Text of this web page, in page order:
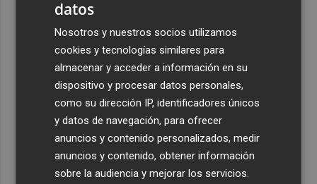
datos
Nosotros y nuestros socios utilizamos
cookies y tecnologías similares para
almacenar y acceder a información en su
dispositivo y procesar datos personales,
como su dirección IP, identificadores únicos
y datos de navegación, para ofrecer
anuncios y contenido personalizados, medir
anuncios y contenido, obtener información
sobre la audiencia y mejorar los servicios.